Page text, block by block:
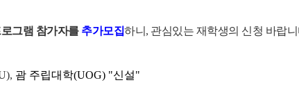
그램 참가자를 추가모집하니, 관심있는 재학생의 신청 바랍
괌 주립대학(UOG) "신설"